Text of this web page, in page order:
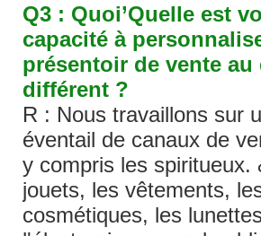
Q3 : Quoi’Quelle est
capacité à
présentoir de vente au
différent ?
R : Nous travaillons sur
éventail de canaux de
y compris les spiritueux.
jouets, les vêtements,
cosmétiques, les